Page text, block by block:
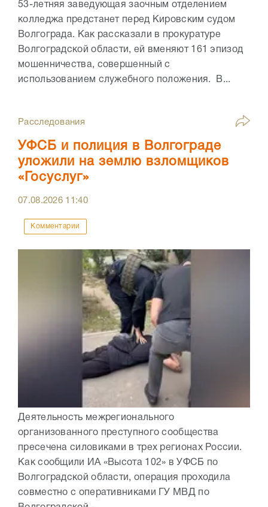
53-летняя заведующая заочным отделением
колледжа предстанет перед Кировским судом
Волгограда. Как рассказали в прокуратуре
Волгоградской области, ей вменяют 161 эпизод
мошенничества, совершенный с
использованием служебного положения. В...
Расследования
УФСБ и полиция в Волгограде
уложили на землю взломщиков
«Госуслуг»
07.08.2026 11:40
Комментарии
Деятельность межрегионального
организованного преступного сообщества
пресечена силовиками в трех регионах России.
Как сообщили ИА «Высота 102» в УФСБ по
Волгоградской области, операция проходила
совместно с оперативниками ГУ МВД по